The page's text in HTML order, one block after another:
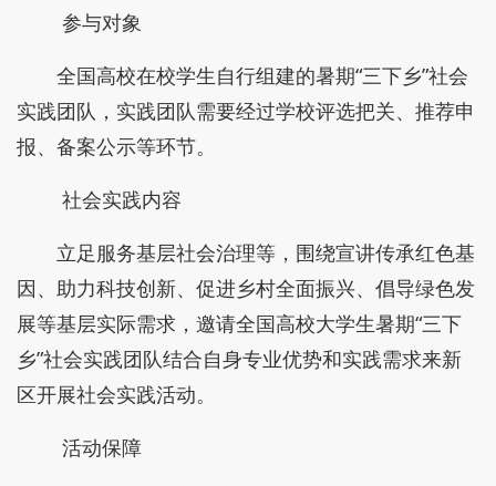
参与对象
全国高校在校学生自行组建的暑期“三下乡”社会
实践团队，实践团队需要经过学校评选把关、推荐申
报、备案公示等环节。
社会实践内容
立足服务基层社会治理等，围绕宣讲传承红色基
因、助力科技创新、促进乡村全面振兴、倡导绿色发
展等基层实际需求，邀请全国高校大学生暑期“三下
乡”社会实践团队结合自身专业优势和实践需求来新
区开展社会实践活动。
活动保障